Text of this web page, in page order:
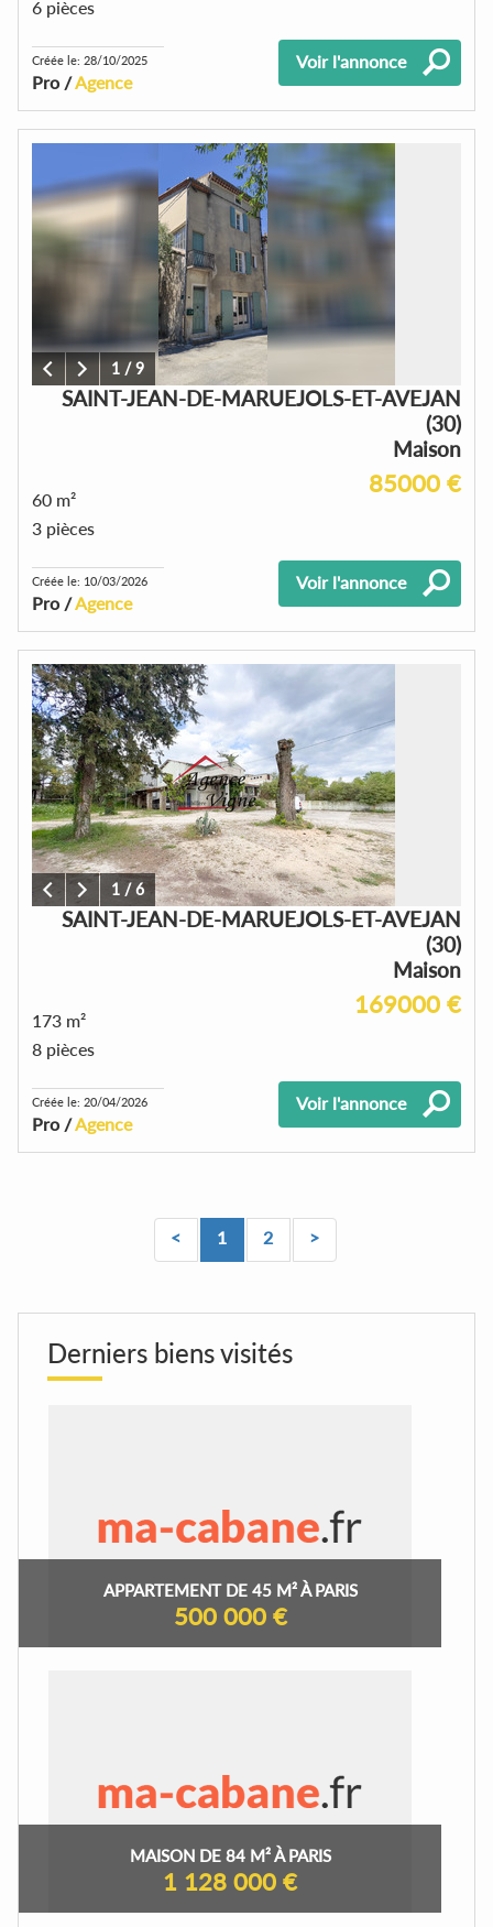
6 pièces
Créée le: 28/10/2025
Pro /Agence
Voir l'annonce
1 /9
SAINT-JEAN-DE-MARUEJOLS-ET-AVEJAN
(30)
Maison
85000 €
60 m²
3 pièces
Créée le: 10/03/2026
Pro /Agence
Voir l'annonce
1 /6
SAINT-JEAN-DE-MARUEJOLS-ET-AVEJAN
(30)
Maison
169000 €
173 m²
8 pièces
Créée le: 20/04/2026
Pro /Agence
Voir l'annonce
< 1 2 >
Derniers biens visités
APPARTEMENT DE 45 M² À PARIS
500 000 €
MAISON DE 84 M² À PARIS
1 128 000 €